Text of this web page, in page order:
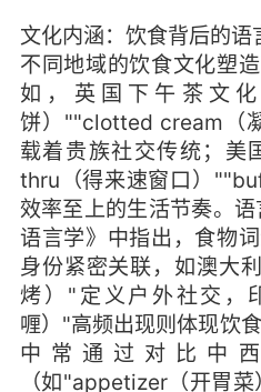
文化内涵：饮食背后的语
不同地域的饮食文化塑
如，英国下午茶文
饼）""clotted cream（
载着贵族社交传统；美
thru（得来速窗口）
效率至上的生活节奏。
语言学》中指出，食物
身份紧密关联，如澳大
烤）"定义户外社交，
喱）"高频出现则体现饮
中常通过对比中
（如"appetizer（开胃